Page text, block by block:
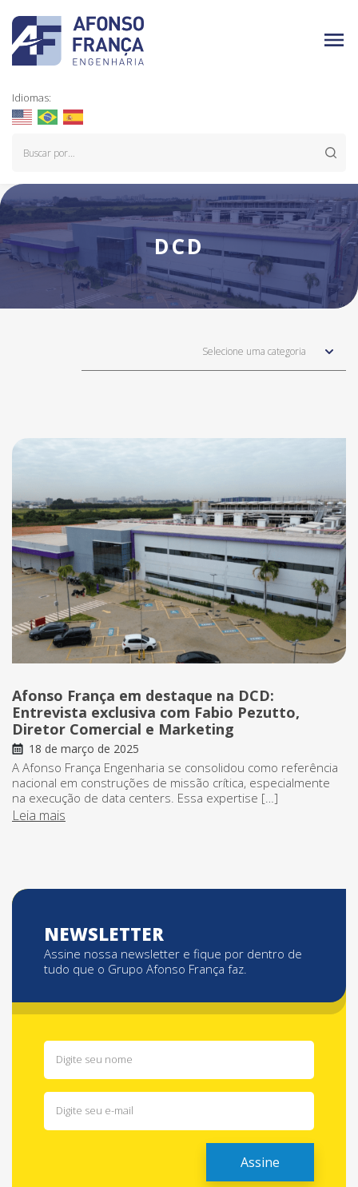
Idiomas:
DCD
Selecione uma categoria
Afonso França em destaque na DCD:
Entrevista exclusiva com Fabio Pezutto,
Diretor Comercial e Marketing
18 de março de 2025
A Afonso França Engenharia se consolidou como referência
nacional em construções de missão crítica, especialmente
na execução de data centers. Essa expertise […]
Leia mais
NEWSLETTER
Assine nossa newsletter e fique por dentro de
tudo que o Grupo Afonso França faz.